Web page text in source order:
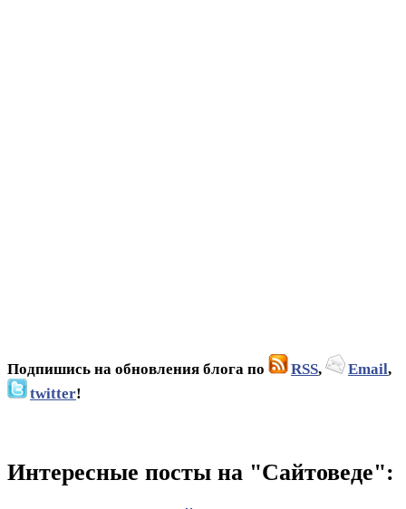
Подпишись на обновления блога по RSS, Email,
twitter!
Интересные посты на "Сайтоведе":